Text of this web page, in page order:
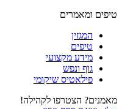
טיפים ומאמרים
המגזין
טיפים
מידע מקצועי
גוף ונפש
פילאטיס שיקומי
מאמנים? הצטרפו לקהילה!